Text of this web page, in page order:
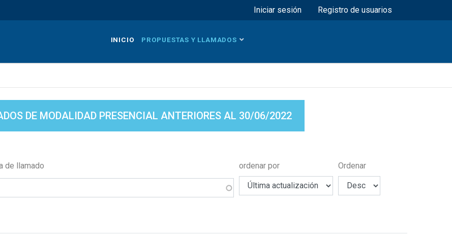
al
principal
Menú superior
Iniciar sesión Registro de usuarios
INICIO PROPUESTAS Y LLAMADOS
DE MODALIDAD PRESENCIAL ANTERIORES AL 30/06/2022
de llamado ordenar por Ordenar